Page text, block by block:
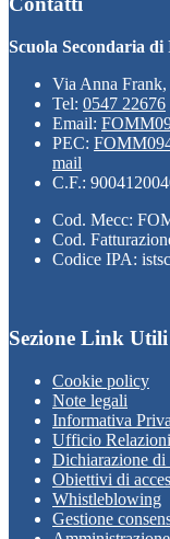
Scuola Secondaria
Via Anna
Tel: 0547 22676
Email:
PEC:
mail
C.F.:
Cod. Mecc:
Cod.
Codice IPA:
Sezione Link Utili
Cookie policy
Note legali
Informativa
Ufficio
Dichiarazione di
Obiettivi di
Whistleblowing
Gestione